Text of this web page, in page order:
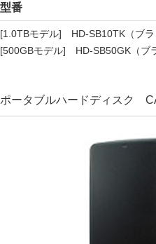
型番
[1.0TBモデル] HD-SB10TK（ブラ
[500GBモデル] HD-SB50GK（ブ
ポータブルハードディスク